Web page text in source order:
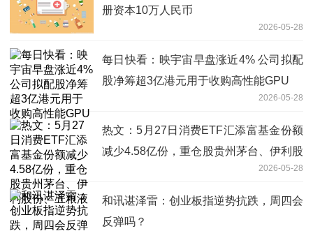
册资本10万人民币
2026-05-28
每日快看：映宇宙早盘涨近4% 公司拟配
股净筹超3亿港元用于收购高性能GPU
2026-05-28
热文：5月27日消费ETF汇添富基金份额
减少4.58亿份，重仓股贵州茅台、伊利股
2026-05-28
和讯谌泽雷：创业板指逆势抗跌，周四会
反弹吗？